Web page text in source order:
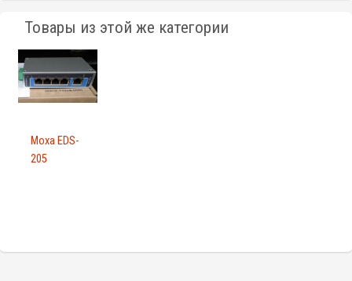
Товары из этой же категории
Moxa EDS-
205